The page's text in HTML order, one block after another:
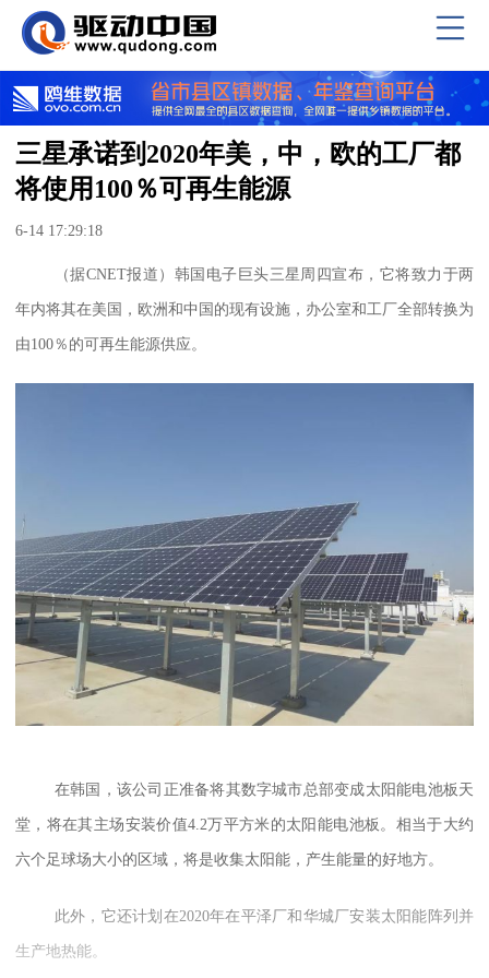
三星承诺到2020年美，中，欧的工厂都
将使用100％可再生能源
6-14 17:29:18
（据CNET报道） 韩国电子巨头三星周四宣布，它将致力于两
年内将其在美国，欧洲和中国的现有设施，办公室和工厂全部转换为
由100％的可再生能源供应 。
在韩国，该公司正准备将其数字城市总部变成太阳能电池板天
堂， 将在其主场安装价值4.2万平方米的太阳能电池板。 相当于大约
六个足球场大小的区域 ， 将是收集太阳能，产生能量的好地方。
此外，它还计划 在2020年在平泽厂和华城厂安装太阳能阵列并
生产地热能。